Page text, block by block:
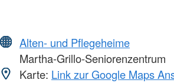
Alten- und Pflegeheime
Martha-Grillo-Seniorenzentrum
Karte: Link zur Google Maps